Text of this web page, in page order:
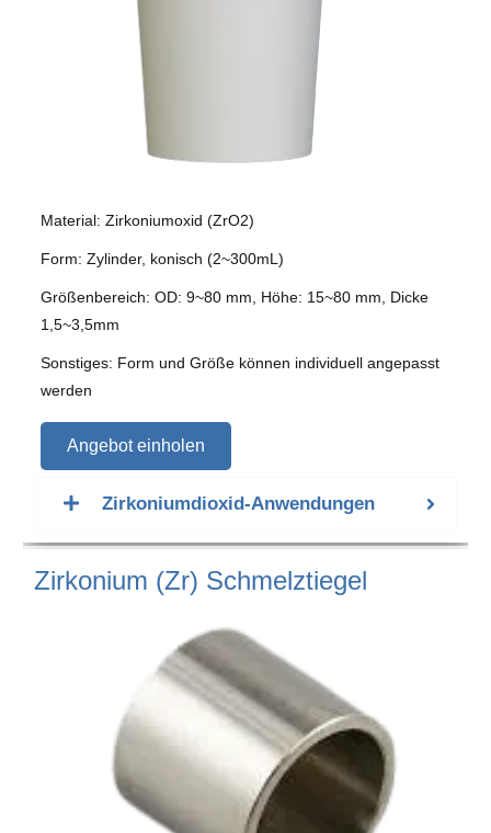
Material: Zirkoniumoxid (ZrO2)
Form: Zylinder, konisch (2~300mL)
Größenbereich: OD: 9~80 mm, Höhe: 15~80 mm, Dicke
1,5~3,5mm
Sonstiges: Form und Größe können individuell angepasst
werden
Angebot einholen
Zirkoniumdioxid-Anwendungen
Zirkonium (Zr) Schmelztiegel